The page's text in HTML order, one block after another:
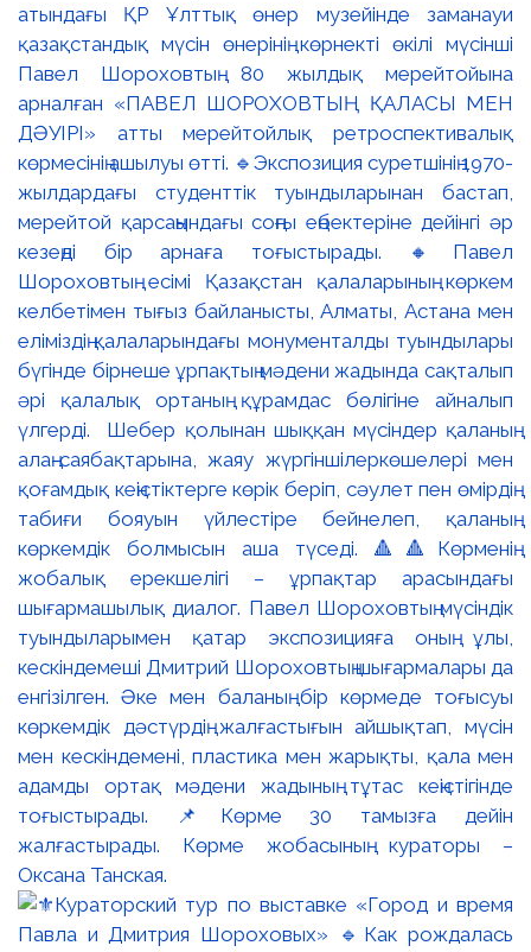
атындағы ҚР Ұлттық өнер музейінде заманауи
қазақстандық мүсін өнерінің көрнекті өкілі мүсінші
Павел Шороховтың 80 жылдық мерейтойына
арналған «ПАВЕЛ ШОРОХОВТЫҢ ҚАЛАСЫ МЕН
ДӘУІРІ» атты мерейтойлық ретроспективалық
көрмесінің ашылуы өтті. 🔹Экспозиция суретшінің 1970-
жылдардағы студенттік туындыларынан бастап,
мерейтой қарсаңындағы соңғы еңбектеріне дейінгі әр
кезеңді бір арнаға тоғыстырады. 🔸Павел
Шороховтың есімі Қазақстан қалаларының көркем
келбетімен тығыз байланысты, Алматы, Астана мен
еліміздің қалаларындағы монументалды туындылары
бүгінде бірнеше ұрпақтың мәдени жадында сақталып
әрі қалалық ортаның құрамдас бөлігіне айналып
үлгерді. Шебер қолынан шыққан мүсіндер қаланың
алаң-саябақтарына, жаяу жүргіншілеркөшелері мен
қоғамдық кеңістіктерге көрік беріп, сәулет пен өмірдің
табиғи бояуын үйлестіре бейнелеп, қаланың
көркемдік болмысын аша түседі. 🔺🔺Көрменің
жобалық ерекшелігі – ұрпақтар арасындағы
шығармашылық диалог. Павел Шороховтың мүсіндік
туындыларымен қатар экспозицияға оның ұлы,
кескіндемеші Дмитрий Шороховтың шығармалары да
енгізілген. Әке мен баланың бір көрмеде тоғысуы
көркемдік дәстүрдің жалғастығын айшықтап, мүсін
мен кескіндемені, пластика мен жарықты, қала мен
адамды ортақ мәдени жадының тұтас кеңістігінде
тоғыстырады. 📌Көрме 30 тамызға дейін
жалғастырады. Көрме жобасының кураторы –
Оксана Танская.